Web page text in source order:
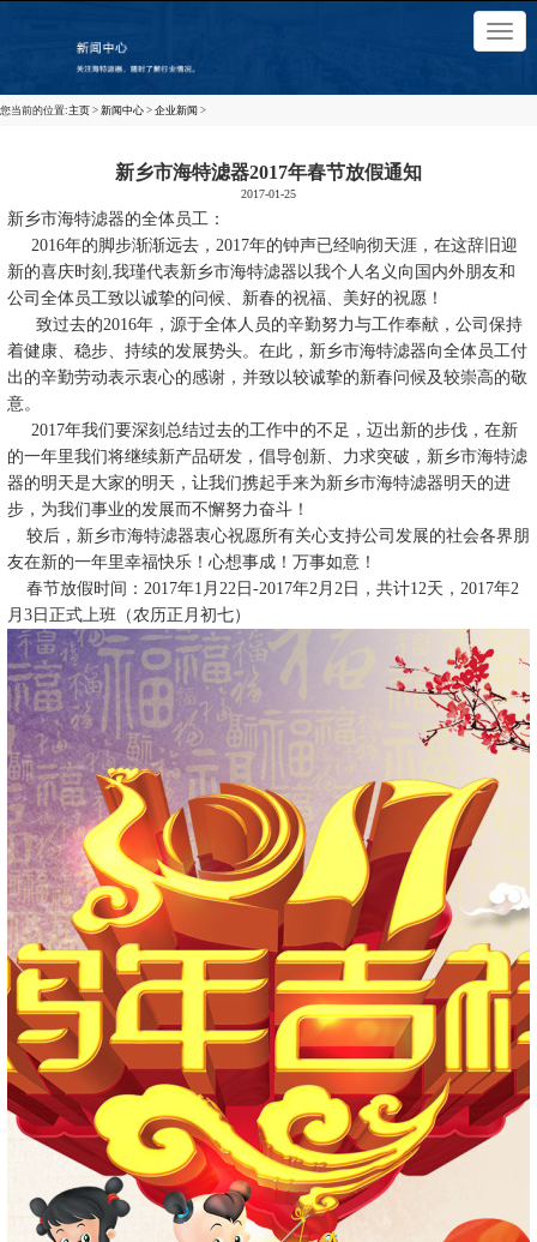
切
换
导
×
您当前的位置:主页 > 新闻中心 > 企业新闻 >
新乡市海特滤器2017年春节放假通知
2017-01-25
新乡市海特滤器的全体员工：
2016年的脚步渐渐远去，2017年的钟声已经响彻天涯，在这辞旧迎
新的喜庆时刻,我瑾代表新乡市海特滤器以我个人名义向国内外朋友和
公司全体员工致以诚挚的问候、新春的祝福、美好的祝愿！
致过去的2016年，源于全体人员的辛勤努力与工作奉献，公司保持
着健康、稳步、持续的发展势头。在此，新乡市海特滤器向全体员工付
出的辛勤劳动表示衷心的感谢，并致以较诚挚的新春问候及较崇高的敬
意。
2017年我们要深刻总结过去的工作中的不足，迈出新的步伐，在新
的一年里我们将继续新产品研发，倡导创新、力求突破，新乡市海特滤
器的明天是大家的明天，让我们携起手来为新乡市海特滤器明天的进
步，为我们事业的发展而不懈努力奋斗！
较后，新乡市海特滤器衷心祝愿所有关心支持公司发展的社会各界朋
友在新的一年里幸福快乐！心想事成！万事如意！
春节放假时间：2017年1月22日-2017年2月2日，共计12天，2017年2
月3日正式上班（农历正月初七）